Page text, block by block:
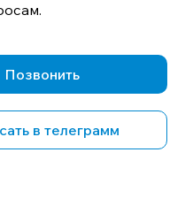
Позвонить
в телеграмм